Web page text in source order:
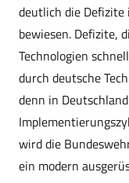
deutlich die
bewiesen. Defizite,
Technologien
durch deutsche
denn in
wird die
ein modern